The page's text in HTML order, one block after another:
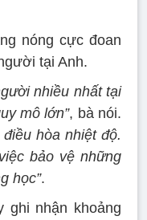
nóng cực đoan
tại Anh.
nhiều nhất tại
mô lớn”, bà nói.
hòa nhiệt độ.
bảo vệ những
học”.
ghi nhận khoảng